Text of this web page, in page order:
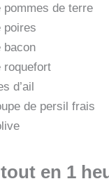
pommes de terre
poires
bacon
roquefort
d’ail
de persil frais
en 1